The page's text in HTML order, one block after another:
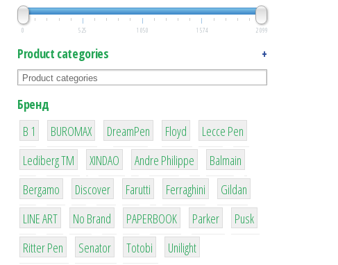
0 525 1 050 1 574 2 099
Product categories +
Бренд
B 1
1
BUROMAX
1
DreamPen
2
Floyd
2
Lecce Pen
3
Lediberg ТМ
3
XINDAO
1
Andre Philippe
4
Balmain
26
Bergamo
64
Discover
299
Farutti
4
Ferraghini
42
Gildan
4
LINE ART
90
No Brand
8
PAPERBOOK
6
Parker
2
Pusk
22
Ritter Pen
15
Senator
43
Totobi
1
Unilight